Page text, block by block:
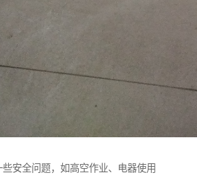
安全问题，如高空作业、电器使用